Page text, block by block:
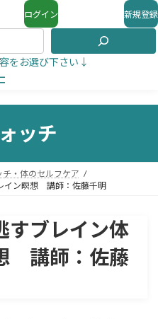
ログイン 新規登録
をお選び下さい↓
ッチ
チ・体のセルフケア
イン瞑想 講師：佐藤千明
すブレイン体
講師：佐藤